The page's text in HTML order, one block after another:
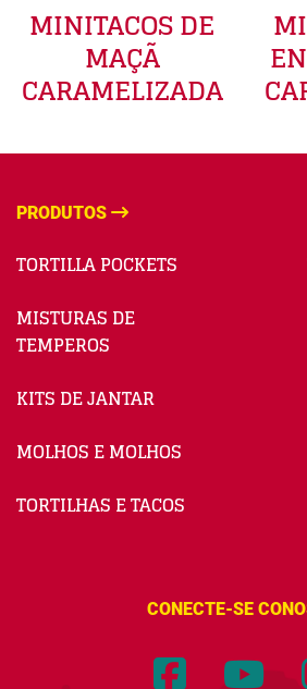
MINITACOS DE
MAÇÃ
CARAMELIZADA
PRODUTOS
TORTILLA POCKETS
MISTURAS DE
TEMPEROS
KITS DE JANTAR
MOLHOS E MOLHOS
TORTILHAS E TACOS
CONECTE-SE